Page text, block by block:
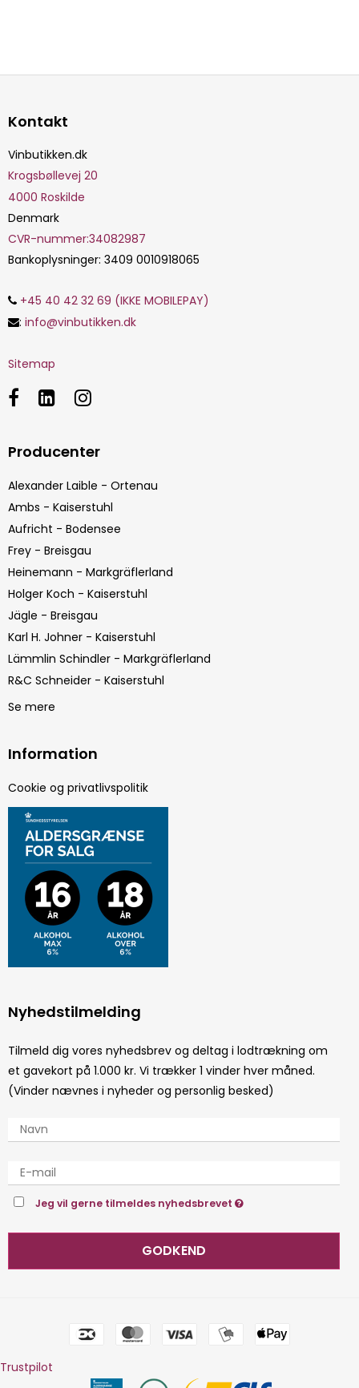
Kontakt
Vinbutikken.dk
Krogsbøllevej 20
4000 Roskilde
Denmark
CVR-nummer:34082987
Bankoplysninger: 3409 0010918065
+45 40 42 32 69 (IKKE MOBILEPAY)
: info@vinbutikken.dk
Sitemap
Producenter
Alexander Laible - Ortenau
Ambs - Kaiserstuhl
Aufricht - Bodensee
Frey - Breisgau
Heinemann - Markgräflerland
Holger Koch - Kaiserstuhl
Jägle - Breisgau
Karl H. Johner - Kaiserstuhl
Lämmlin Schindler - Markgräflerland
R&C Schneider - Kaiserstuhl
Se mere
Information
Cookie og privatlivspolitik
Nyhedstilmelding
Tilmeld dig vores nyhedsbrev og deltag i lodtrækning om
et gavekort på 1.000 kr. Vi trækker 1 vinder hver måned.
(Vinder nævnes i nyheder og personlig besked)
Jeg vil gerne tilmeldes nyhedsbrevet
GODKEND
Trustpilot